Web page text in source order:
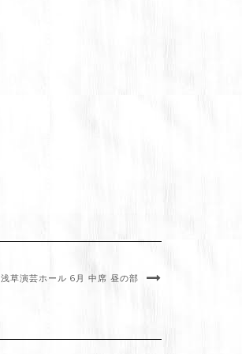
浅草演芸ホール 6月 中席 昼の部